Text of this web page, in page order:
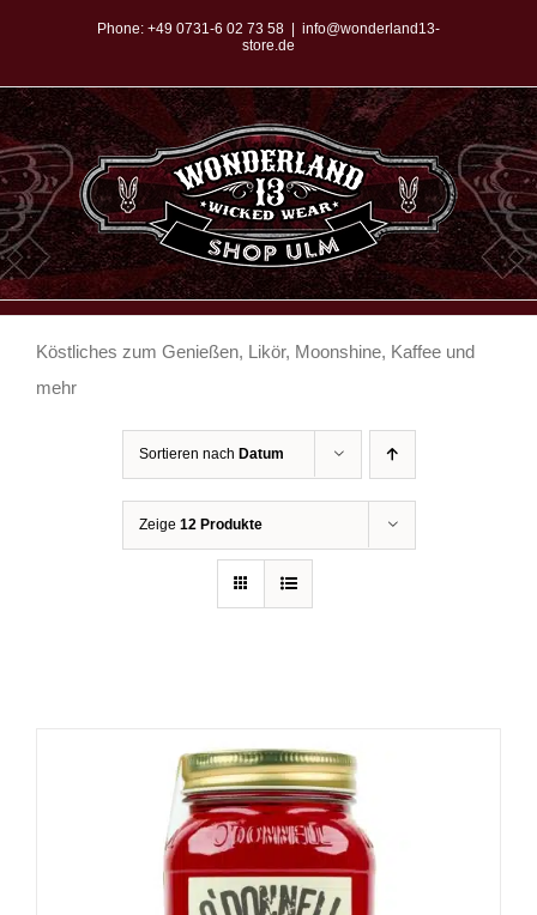
springen
Phone: +49 0731-6 02 73 58
info@wonderland13-
store.de
Köstliches zum Genießen, Likör, Moonshine, Kaffee und
mehr
Sortieren nach Datum
Zeige 12 Produkte